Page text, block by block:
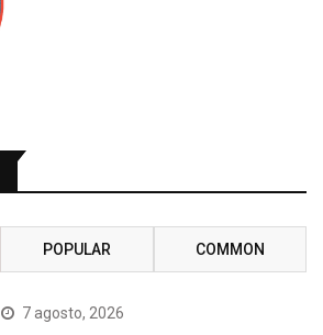
POPULAR COMMON
7 agosto, 2026